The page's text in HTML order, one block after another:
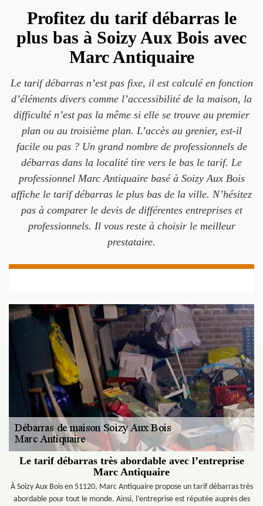
Profitez du tarif débarras le
plus bas à Soizy Aux Bois avec
Marc Antiquaire
Le tarif débarras n’est pas fixe, il est calculé en fonction
d’éléments divers comme l’accessibilité de la maison, la
difficulté n’est pas la même si elle se trouve au premier
plan ou au troisième plan. L’accès au grenier, est-il
facile ou pas ? Un grand nombre de professionnels de
débarras dans la localité tire vers le bas le tarif. Le
professionnel Marc Antiquaire basé à Soizy Aux Bois
affiche le tarif débarras le plus bas de la ville. N’hésitez
pas à comparer le devis de différentes entreprises et
professionnels. Il vous reste à choisir le meilleur
prestataire.
Le tarif débarras très abordable avec l’entreprise
Marc Antiquaire
À Soizy Aux Bois en 51120, Marc Antiquaire propose un tarif débarras très
abordable pour tout le monde. Ainsi, l’entreprise est réputée auprès des